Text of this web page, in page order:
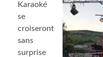
Karaoké
se
croiseront
sans
surprise